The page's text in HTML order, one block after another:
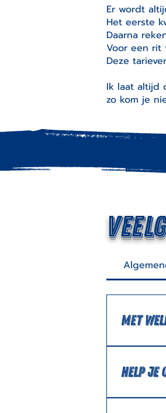
Er wordt
Het eerste
Daarna
Voor een rit
Deze
Ik laat altijd
zo kom je
Met
slimme
Help je